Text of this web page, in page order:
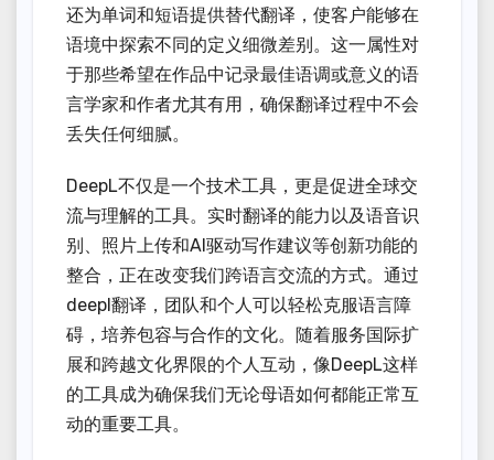
还为单词和短语提供替代翻译，使客户能够在
语境中探索不同的定义细微差别。这一属性对
于那些希望在作品中记录最佳语调或意义的语
言学家和作者尤其有用，确保翻译过程中不会
丢失任何细腻。
DeepL不仅是一个技术工具，更是促进全球交
流与理解的工具。实时翻译的能力以及语音识
别、照片上传和AI驱动写作建议等创新功能的
整合，正在改变我们跨语言交流的方式。通过
deepl翻译，团队和个人可以轻松克服语言障
碍，培养包容与合作的文化。随着服务国际扩
展和跨越文化界限的个人互动，像DeepL这样
的工具成为确保我们无论母语如何都能正常互
动的重要工具。